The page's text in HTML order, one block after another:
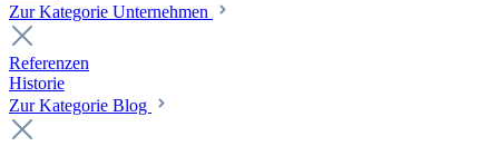
Zur Kategorie Unternehmen
Referenzen
Historie
Zur Kategorie Blog